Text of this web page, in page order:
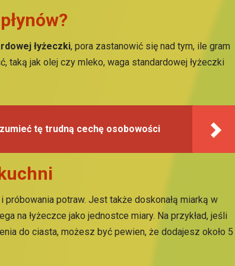
łyżeczki, pora zastanowić się nad tym, ile gram
taką jak olej czy mleko, waga standardowej łyżeczki
tę trudną cechę osobowości
potraw. Jest także doskonałą miarką w
na łyżeczce jako jednostce miary. Na przykład, jeśli
do ciasta, możesz być pewien, że dodajesz około 5